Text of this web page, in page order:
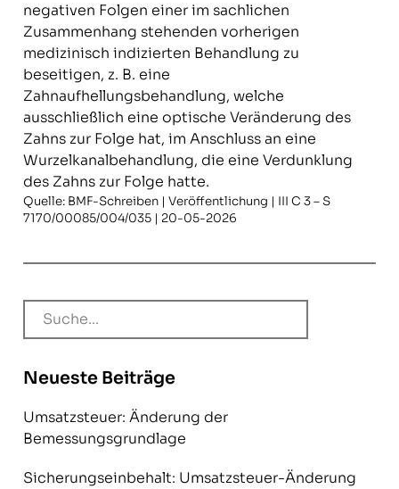
negativen Folgen einer im sachlichen
Zusammenhang stehenden vorherigen
medizinisch indizierten Behandlung zu
beseitigen, z. B. eine
Zahnaufhellungsbehandlung, welche
ausschließlich eine optische Veränderung des
Zahns zur Folge hat, im Anschluss an eine
Wurzelkanalbehandlung, die eine Verdunklung
des Zahns zur Folge hatte.
Quelle: BMF-Schreiben | Veröffentlichung | III C 3 – S
7170/00085/004/035 | 20-05-2026
Neueste Beiträge
Umsatzsteuer: Änderung der
Bemessungsgrundlage
Sicherungseinbehalt: Umsatzsteuer-Änderung